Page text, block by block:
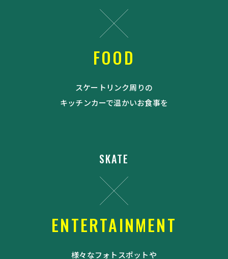
FOOD
スケートリンク周りの
キッチンカーで温かいお食事を
SKATE
ENTERTAINMENT
様々なフォトスポットや